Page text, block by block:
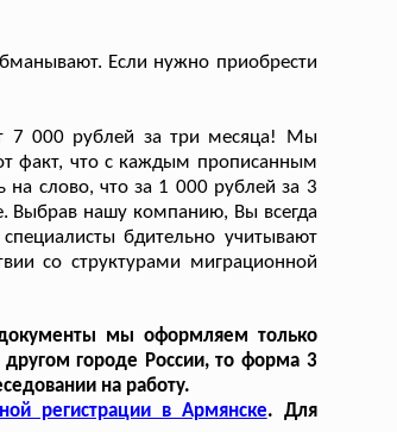
Если нужно приобрести
7 000 рублей за три месяца! Мы
факт, что с каждым прописанным
слово, что за 1 000 рублей за 3
Выбрав нашу компанию, Вы всегда
бдительно учитывают
со структурами миграционной
документы мы оформляем только
городе России, то форма 3
на работу.
регистрации в Армянске. Для